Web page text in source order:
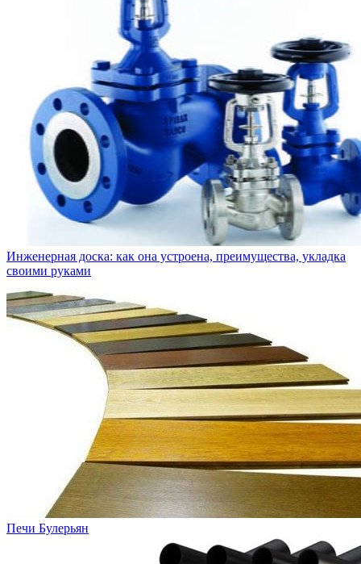
Инженерная доска: как она устроена, преимущества, укладка
своими руками
Печи Булерьян